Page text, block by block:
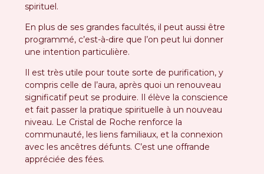
spirituel.
En plus de ses grandes facultés, il peut aussi être
programmé, c’est-à-dire que l’on peut lui donner
une intention particulière.
Il est très utile pour toute sorte de purification, y
compris celle de l’aura, après quoi un renouveau
significatif peut se produire. Il élève la conscience
et fait passer la pratique spirituelle à un nouveau
niveau. Le Cristal de Roche renforce la
communauté, les liens familiaux, et la connexion
avec les ancêtres défunts. C’est une offrande
appréciée des fées.